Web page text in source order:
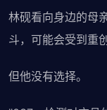
林砚看向身边的母
斗，可能会受到重创
但他没有选择。